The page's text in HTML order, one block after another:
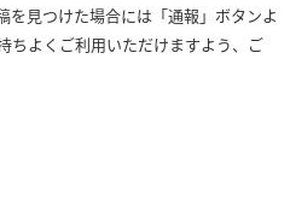
海王神募集板
を見つけた場合には「通報」ボタンよ
ちよくご利用いただけますよう、ご